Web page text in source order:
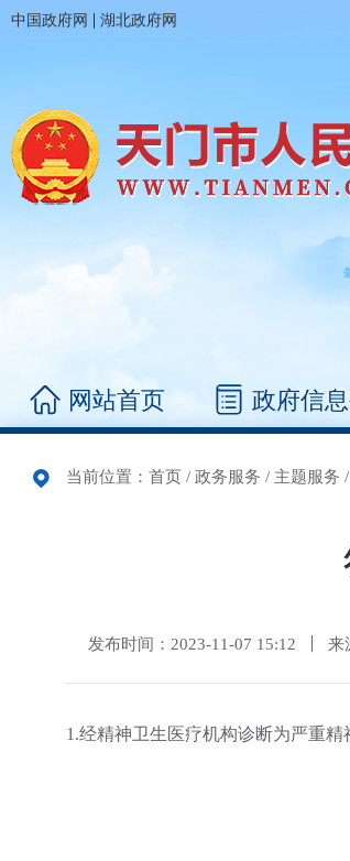
中国政府网 | 湖北政府网
网站首页 政府信
当前位置： 首页 / 政务服务 / 主题服务 /
发布时间：2023-11-07 15:12 来
1.经精神卫生医疗机构诊断为严重